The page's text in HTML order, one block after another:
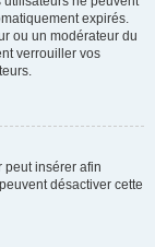
expirés.
ou un modérateur du
verrouiller vos
peut insérer afin
désactiver cette